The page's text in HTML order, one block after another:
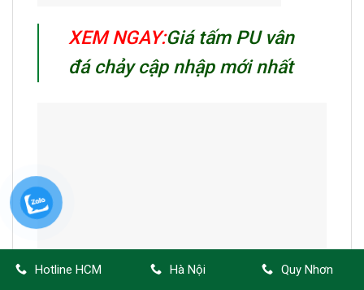
XEM NGAY:Giá tấm PU vân
đá chảy cập nhập mới nhất
Hotline HCM Hà Nội Quy Nhơn